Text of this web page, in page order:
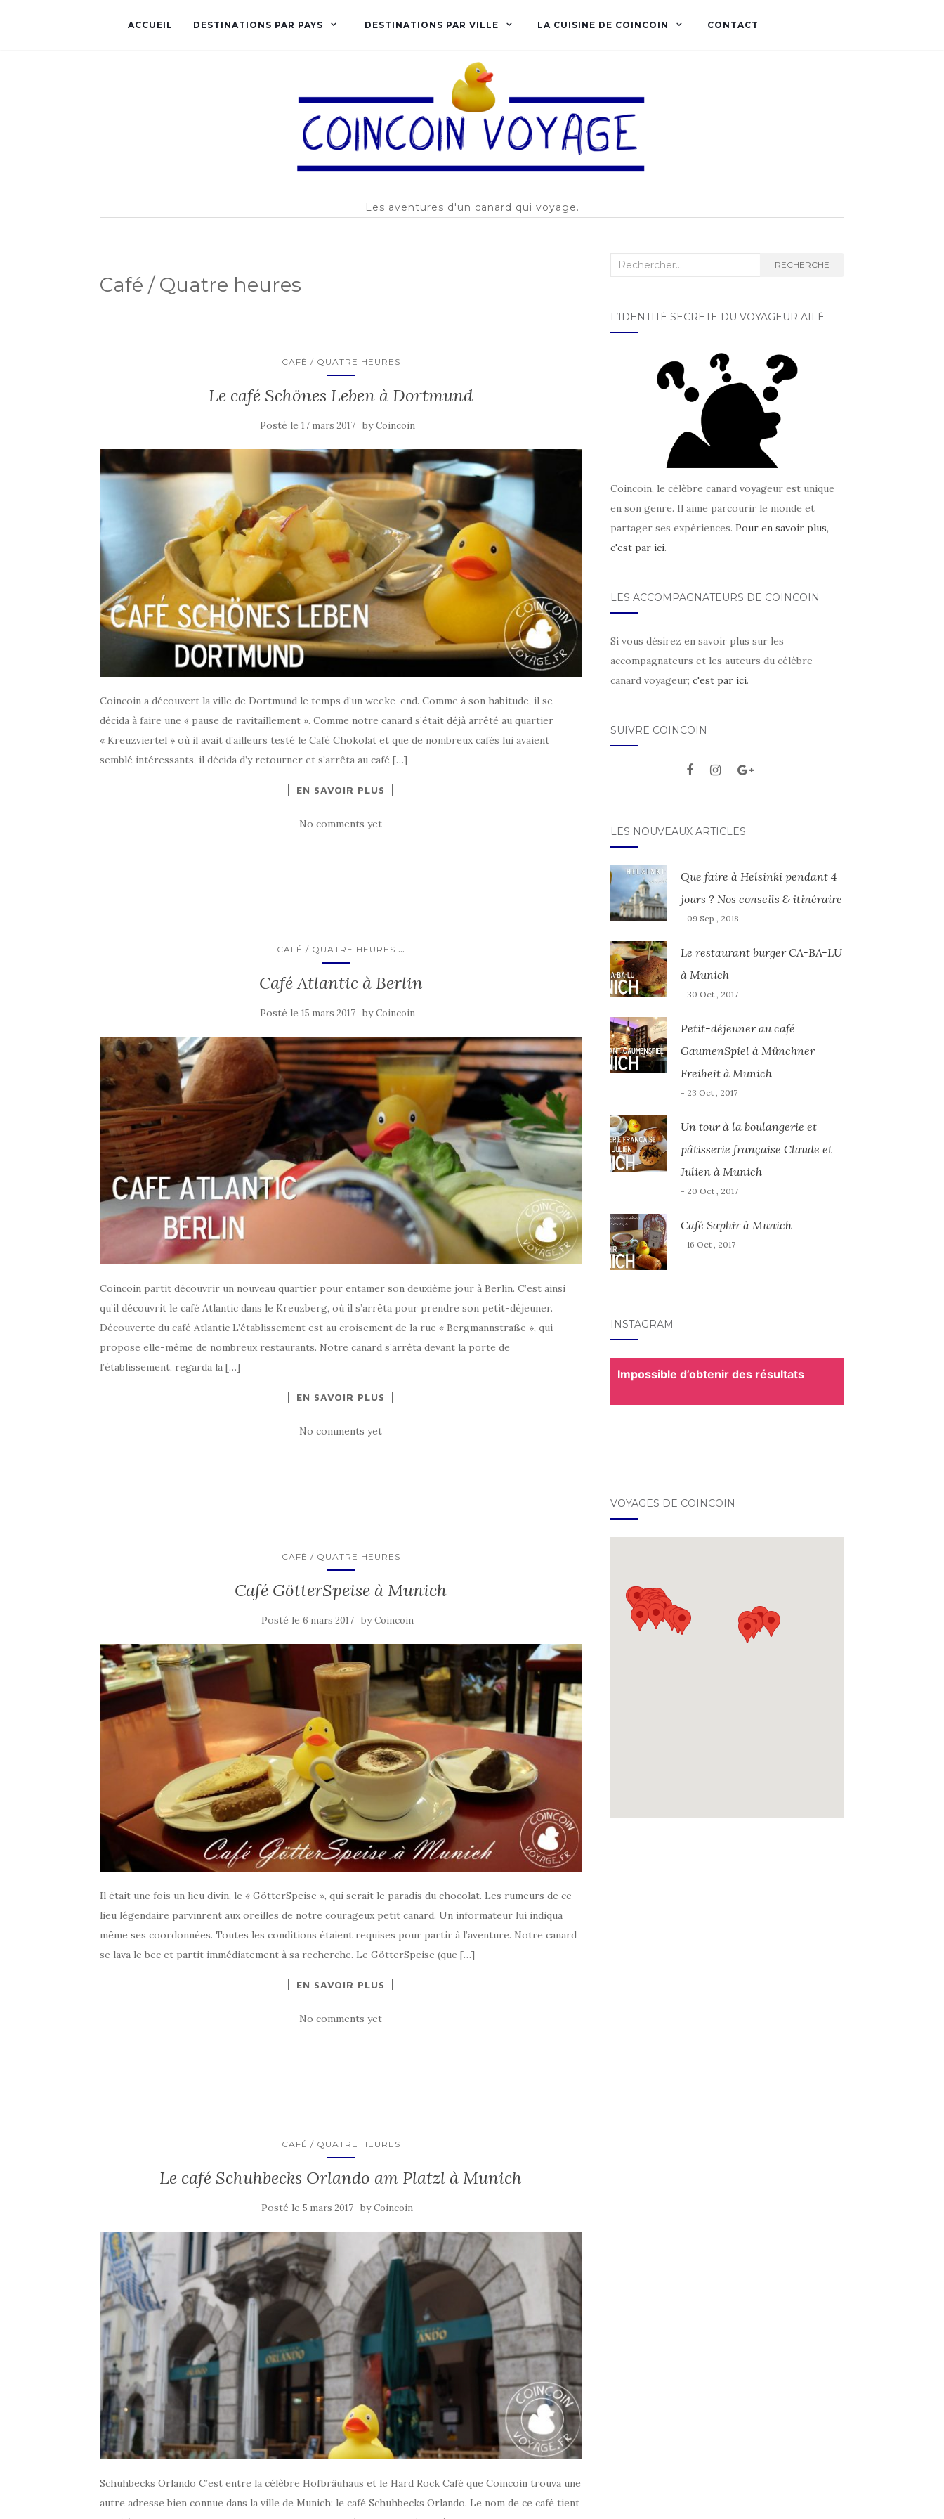
ACCUEIL DESTINATIONS PAR PAYS DESTINATIONS PAR VILLE LA CUISINE DE COINCOIN CONTACT
Les aventures d'un canard qui voyage.
Café / Quatre heures
CAFÉ / QUATRE HEURES
Le café Schönes Leben à Dortmund
Posté le 17 mars 2017 byCoincoin
Coincoin a découvert la ville de Dortmund le temps d’un weeke-end. Comme à son habitude, il se
décida à faire une « pause de ravitaillement ». Comme notre canard s’était déjà arrêté au quartier
« Kreuzviertel » où il avait d’ailleurs testé le Café Chokolat et que de nombreux cafés lui avaient
semblé intéressants, il décida d’y retourner et s’arrêta au café […]
EN SAVOIR PLUS
No comments yet
CAFÉ / QUATRE HEURES ...
Café Atlantic à Berlin
Posté le 15 mars 2017 byCoincoin
Coincoin partit découvrir un nouveau quartier pour entamer son deuxième jour à Berlin. C’est ainsi
qu’il découvrit le café Atlantic dans le Kreuzberg, où il s’arrêta pour prendre son petit-déjeuner.
Découverte du café Atlantic L’établissement est au croisement de la rue « Bergmannstraße », qui
propose elle-même de nombreux restaurants. Notre canard s’arrêta devant la porte de
l’établissement, regarda la […]
EN SAVOIR PLUS
No comments yet
CAFÉ / QUATRE HEURES
Café GötterSpeise à Munich
Posté le 6 mars 2017 byCoincoin
Il était une fois un lieu divin, le « GötterSpeise », qui serait le paradis du chocolat. Les rumeurs de ce
lieu légendaire parvinrent aux oreilles de notre courageux petit canard. Un informateur lui indiqua
même ses coordonnées. Toutes les conditions étaient requises pour partir à l’aventure. Notre canard
se lava le bec et partit immédiatement à sa recherche. Le GötterSpeise (que […]
EN SAVOIR PLUS
No comments yet
CAFÉ / QUATRE HEURES
Le café Schuhbecks Orlando am Platzl à Munich
Posté le5 mars 2017 byCoincoin
Schuhbecks Orlando C’est entre la célèbre Hofbräuhaus et le Hard Rock Café que Coincoin trouva une
autre adresse bien connue dans la ville de Munich: le café Schuhbecks Orlando. Le nom de ce café tient
Recherche : RECHERCHE
L’IDENTITÉ SECRÈTE DU VOYAGEUR AILÉ
Coincoin, le célèbre canard voyageur est unique
en son genre. Il aime parcourir le monde et
partager ses expériences. Pour en savoir plus,
c'est par ici.
LES ACCOMPAGNATEURS DE COINCOIN
Si vous désirez en savoir plus sur les
accompagnateurs et les auteurs du célèbre
canard voyageur; c'est par ici.
SUIVRE COINCOIN
LES NOUVEAUX ARTICLES
Que faire à Helsinki pendant 4
jours ? Nos conseils & itinéraire
- 09 Sep , 2018
Le restaurant burger CA-BA-LU
à Munich
- 30 Oct , 2017
Petit-déjeuner au café
GaumenSpiel à Münchner
Freiheit à Munich
- 23 Oct , 2017
Un tour à la boulangerie et
pâtisserie française Claude et
Julien à Munich
- 20 Oct , 2017
Café Saphir à Munich
- 16 Oct , 2017
INSTAGRAM
Impossible d’obtenir des résultats
VOYAGES DE COINCOIN